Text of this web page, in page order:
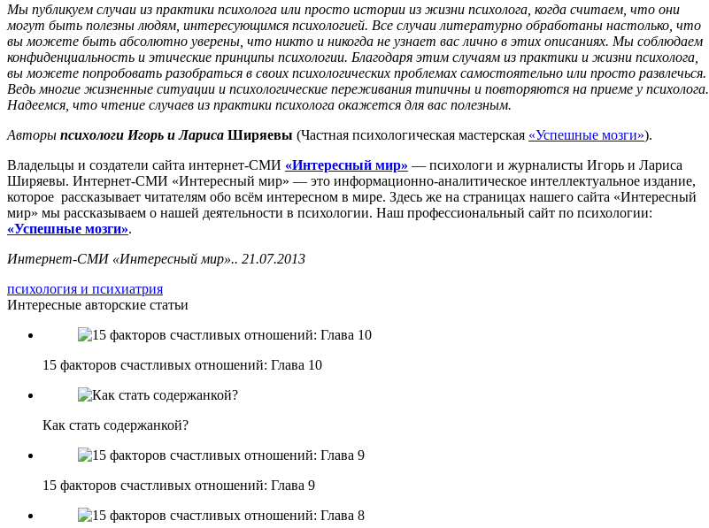
Мы публикуем случаи из практики психолога или просто истории из жизни психолога, когда считаем, что они
могут быть полезны людям, интересующимся психологией. Все случаи литературно обработаны настолько, что
вы можете быть абсолютно уверены, что никто и никогда не узнает вас лично в этих описаниях. Мы соблюдаем
конфиденциальность и этические принципы психологии. Благодаря этим случаям из практики и жизни психолога,
вы можете попробовать разобраться в своих психологических проблемах самостоятельно или просто развлечься.
Ведь многие жизненные ситуации и психологические переживания типичны и повторяются на приеме у психолога.
Надеемся, что чтение случаев из практики психолога окажется для вас полезным.
Авторы психологи Игорь и Лариса Ширяевы (Частная психологическая мастерская «Успешные мозги»).
Владельцы и создатели сайта интернет-СМИ «Интересный мир» — психологи и журналисты Игорь и Лариса
Ширяевы. Интернет-СМИ «Интересный мир» — это информационно-аналитическое интеллектуальное издание,
которое рассказывает читателям обо всём интересном в мире. Здесь же на страницах нашего сайта «Интересный
мир» мы рассказываем о нашей деятельности в психологии. Наш профессиональный сайт по психологии:
«Успешные мозги».
Интернет-СМИ «Интересный мир».. 21.07.2013
психология и психиатрия
Интересные авторские статьи
15 факторов счастливых отношений: Глава 10
Как стать содержанкой?
15 факторов счастливых отношений: Глава 9